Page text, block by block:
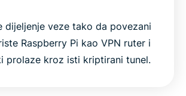
dijeljenje veze tako da povezani
Raspberry Pi kao VPN ruter i
prolaze kroz isti kriptirani tunel.